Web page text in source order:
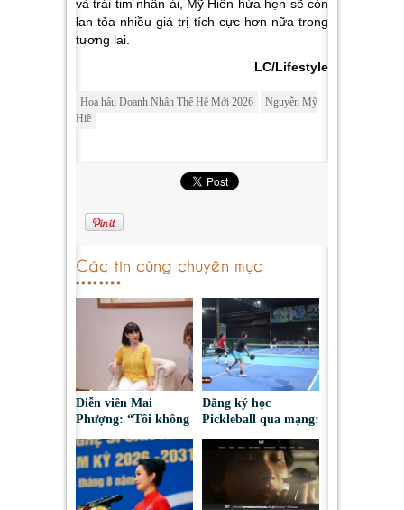
và trái tim nhân ái, Mỹ Hiền hứa hẹn sẽ còn
lan tỏa nhiều giá trị tích cực hơn nữa trong
tương lai.
LC/Lifestyle
Hoa hậu Doanh Nhân Thế Hệ Mới 2026
Nguyễn Mỹ
Hiề
Các tin cùng chuyên mục
Diễn viên Mai
Phượng: “Tôi không
những gì mình đã
chọn”
Đăng ký học
Pickleball qua mạng:
đoạt tài sản